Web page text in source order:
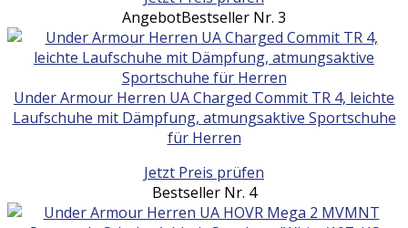
AngebotBestseller Nr. 3
Under Armour Herren UA Charged Commit TR 4, leichte
Laufschuhe mit Dämpfung, atmungsaktive Sportschuhe
für Herren
Jetzt Preis prüfen
Bestseller Nr. 4